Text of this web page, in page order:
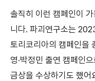
솔직히 이런 캠페인이
니다. 파괴연구소는
토리코리아의 캠페인을
영·박정민 출연 캠페인
금상을 수상하기도 했어